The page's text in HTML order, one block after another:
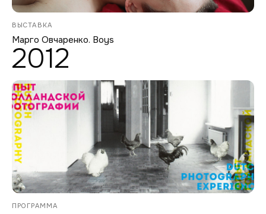
ВЫСТАВКА
Марго Овчаренко. Boys
2012
ПРОГРАММА